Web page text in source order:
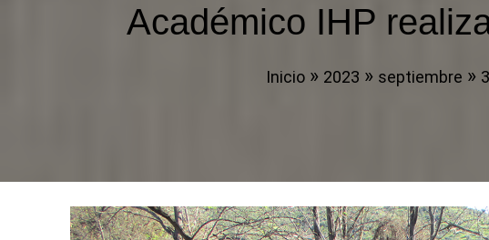
Académico IHP
Inicio 2023 septiembre